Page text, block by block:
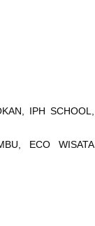
IPH SCHOOL,
ECO WISATA